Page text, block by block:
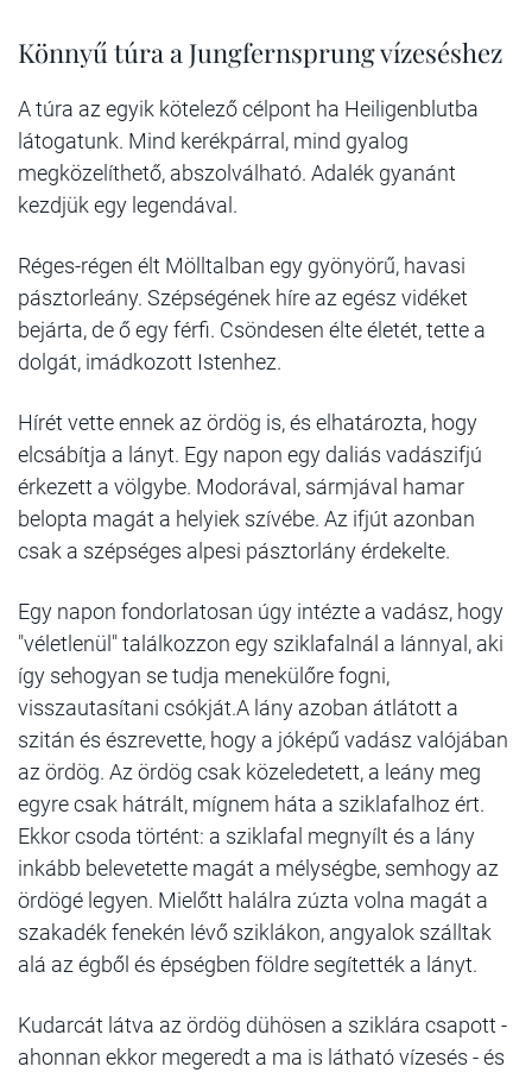
Könnyű túra a Jungfernsprung vízeséshez
A túra az egyik kötelező célpont ha Heiligenblutba
látogatunk. Mind kerékpárral, mind gyalog
megközelíthető, abszolválható. Adalék gyanánt
kezdjük egy legendával.
Réges-régen élt Mölltalban egy gyönyörű, havasi
pásztorleány. Szépségének híre az egész vidéket
bejárta, de ő egy férfi. Csöndesen élte életét, tette a
dolgát, imádkozott Istenhez.
Hírét vette ennek az ördög is, és elhatározta, hogy
elcsábítja a lányt. Egy napon egy daliás vadászifjú
érkezett a völgybe. Modorával, sármjával hamar
belopta magát a helyiek szívébe. Az ifjút azonban
csak a szépséges alpesi pásztorlány érdekelte.
Egy napon fondorlatosan úgy intézte a vadász, hogy
"véletlenül" találkozzon egy sziklafalnál a lánnyal, aki
így sehogyan se tudja menekülőre fogni,
visszautasítani csókját.A lány azoban átlátott a
szitán és észrevette, hogy a jóképű vadász valójában
az ördög. Az ördög csak közeledetett, a leány meg
egyre csak hátrált, mígnem háta a sziklafalhoz ért.
Ekkor csoda történt: a sziklafal megnyílt és a lány
inkább belevetette magát a mélységbe, semhogy az
ördögé legyen. Mielőtt halálra zúzta volna magát a
szakadék fenekén lévő sziklákon, angyalok szálltak
alá az égből és épségben földre segítették a lányt.
Kudarcát látva az ördög dühösen a sziklára csapott -
ahonnan ekkor megeredt a ma is látható vízesés - és